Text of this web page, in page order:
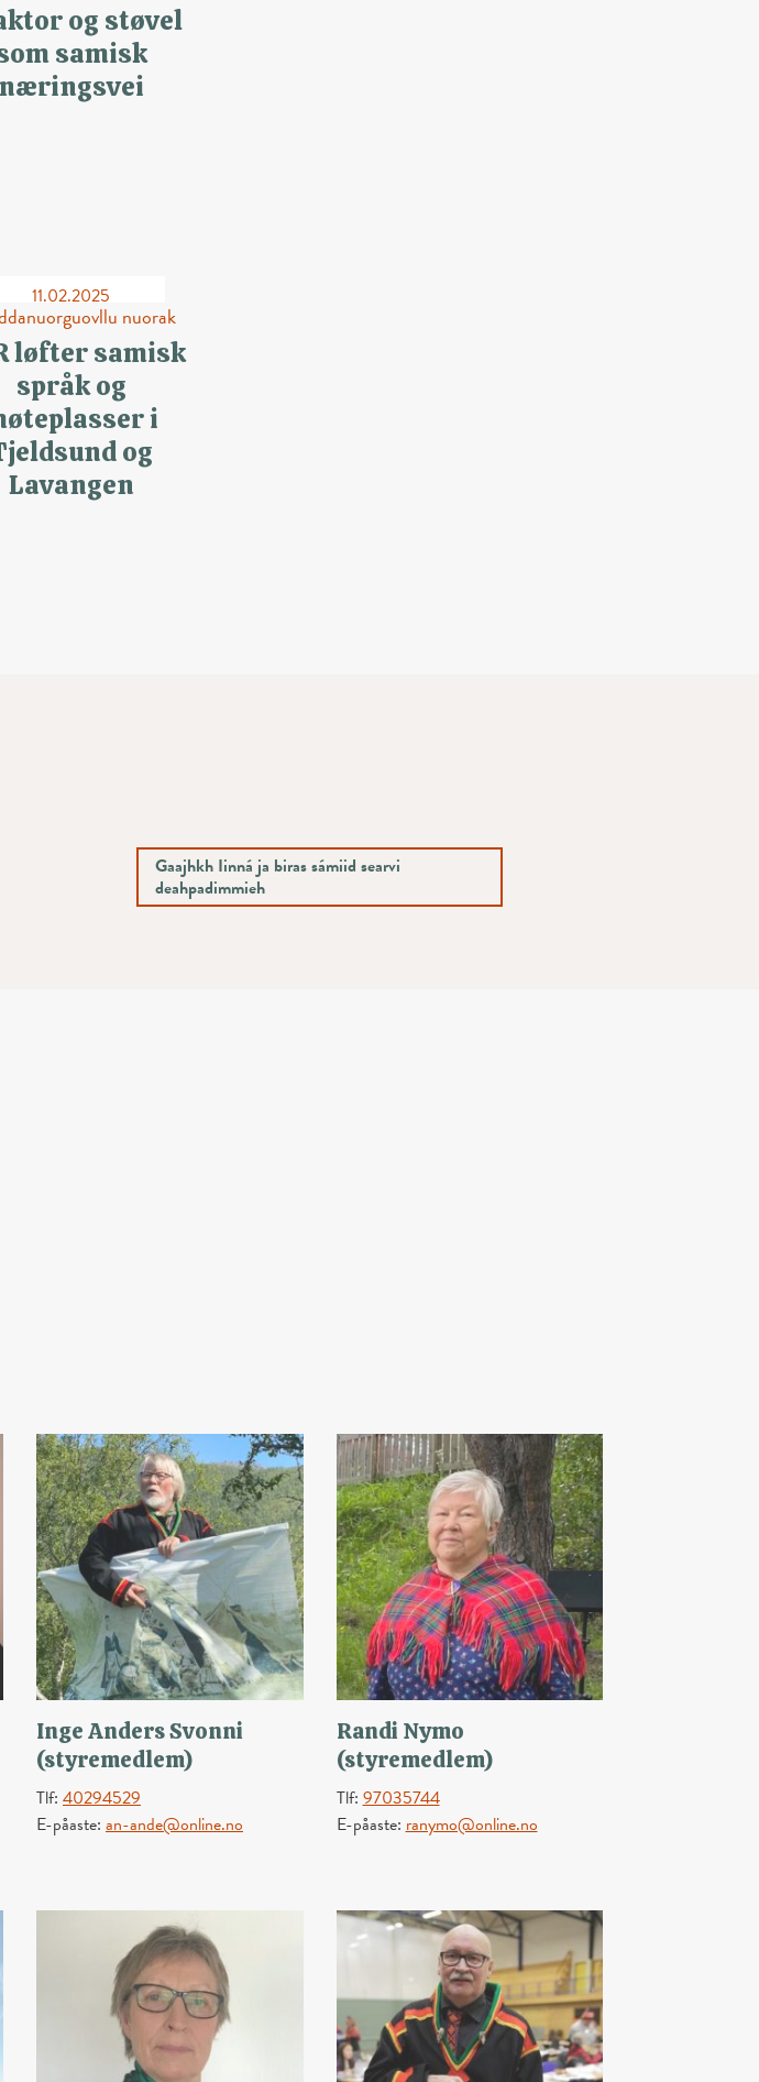
og støvel
samisk
næringsvei
11.02.2025
nuorak
løfter samisk
språk og
i
og
Lavangen
Gaajhkh Iinná ja biras sámiid searvi
deahpadimmieh
Inge Anders Svonni
(styremedlem)
Tlf: 40294529
E-påaste: an-ande@online.no
Randi Nymo
(styremedlem)
Tlf:97035744
E-påaste:ranymo@online.no